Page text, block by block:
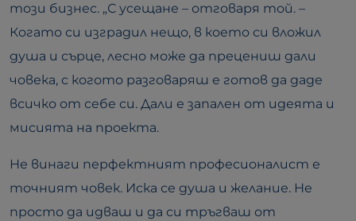
този бизнес. „С усещане – отговаря той. –
Когато си изградил нещо, в което си вложил
душа и сърце, лесно може да прецениш дали
човека, с когото разговаряш е готов да даде
всичко от себе си. Дали е запален от идеята и
мисията на проекта.
Не винаги перфектният професионалист е
точният човек. Иска се душа и желание. Не
просто да идваш и да си тръгваш от